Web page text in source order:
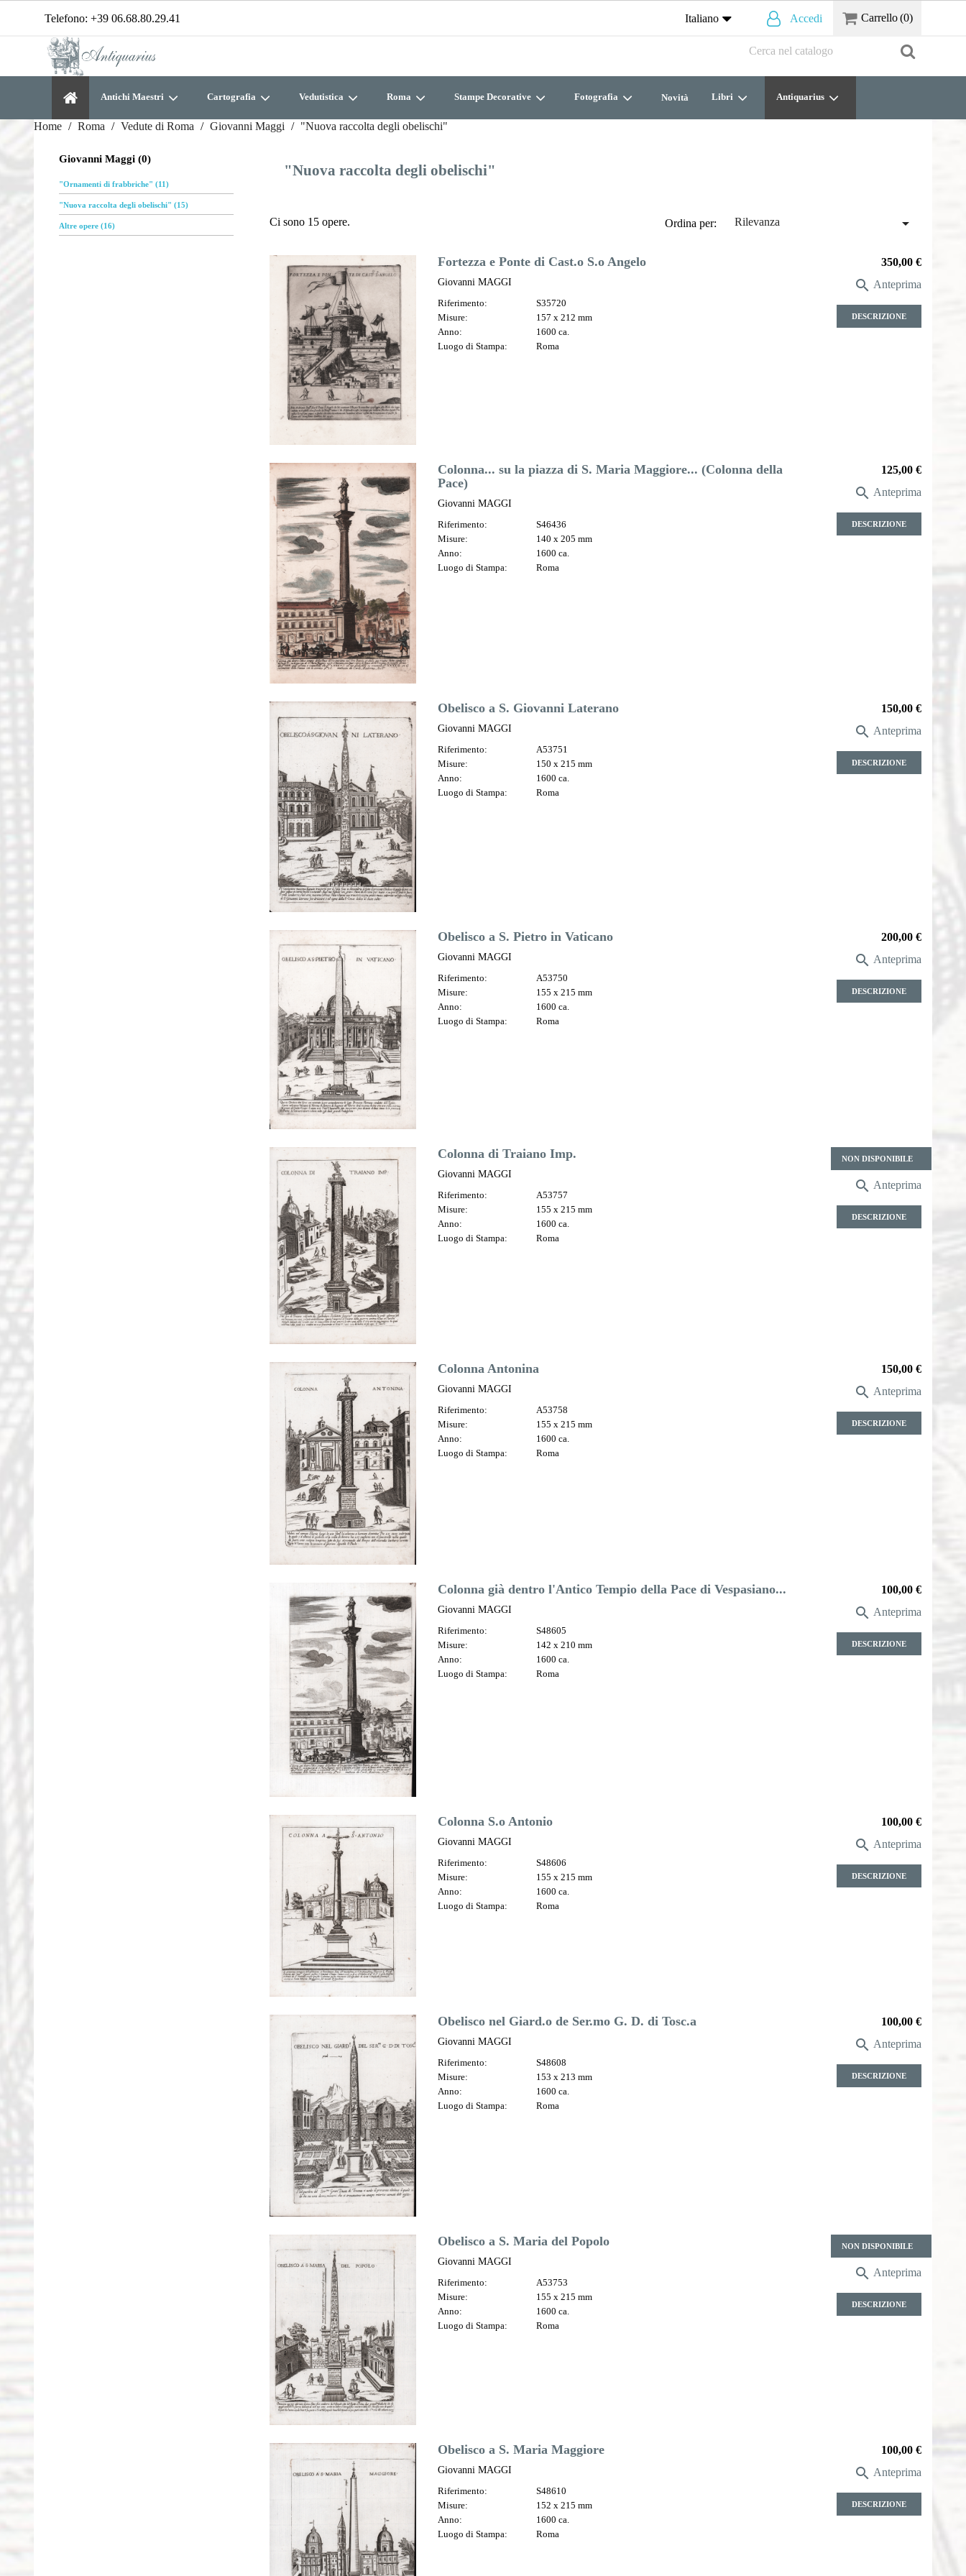
Telefono: +39 06.68.80.29.41 Italiano Accedi Carrello(0)
Antichi Maestri Cartografia Vedutistica Roma Stampe Decorative Fotografia Novità Libri Antiquarius
Home Roma Vedute di Roma Giovanni Maggi "Nuova raccolta degli obelischi"
Giovanni Maggi (0)
"Ornamenti di frabbriche" (11)
"Nuova raccolta degli obelischi" (15)
Altre opere (16)
"Nuova raccolta degli obelischi"
Ci sono 15 opere. Ordina per: Rilevanza 
Fortezza e Ponte di Cast.o S.o Angelo
Giovanni MAGGI
Riferimento:
S35720
Misure:
157 x 212 mm
Anno:
1600 ca.
Luogo di Stampa:
Roma
Prezzo
350,00 €
 Anteprima
DESCRIZIONE
Colonna... su la piazza di S. Maria Maggiore... (Colonna della
Pace)
Giovanni MAGGI
Riferimento:
S46436
Misure:
140 x 205 mm
Anno:
1600 ca.
Luogo di Stampa:
Roma
Prezzo
125,00 €
 Anteprima
DESCRIZIONE
Obelisco a S. Giovanni Laterano
Giovanni MAGGI
Riferimento:
A53751
Misure:
150 x 215 mm
Anno:
1600 ca.
Luogo di Stampa:
Roma
Prezzo
150,00 €
 Anteprima
DESCRIZIONE
Obelisco a S. Pietro in Vaticano
Giovanni MAGGI
Riferimento:
A53750
Misure:
155 x 215 mm
Anno:
1600 ca.
Luogo di Stampa:
Roma
Prezzo
200,00 €
 Anteprima
DESCRIZIONE
Colonna di Traiano Imp.
Giovanni MAGGI
Riferimento:
A53757
Misure:
155 x 215 mm
Anno:
1600 ca.
Luogo di Stampa:
Roma
Prezzo
NON DISPONIBILE
 Anteprima
DESCRIZIONE
Colonna Antonina
Giovanni MAGGI
Riferimento:
A53758
Misure:
155 x 215 mm
Anno:
1600 ca.
Luogo di Stampa:
Roma
Prezzo
150,00 €
 Anteprima
DESCRIZIONE
Colonna già dentro l'Antico Tempio della Pace di Vespasiano...
Giovanni MAGGI
Riferimento:
S48605
Misure:
142 x 210 mm
Anno:
1600 ca.
Luogo di Stampa:
Roma
Prezzo
100,00 €
 Anteprima
DESCRIZIONE
Colonna S.o Antonio
Giovanni MAGGI
Riferimento:
S48606
Misure:
155 x 215 mm
Anno:
1600 ca.
Luogo di Stampa:
Roma
Prezzo
100,00 €
 Anteprima
DESCRIZIONE
Obelisco nel Giard.o de Ser.mo G. D. di Tosc.a
Giovanni MAGGI
Riferimento:
S48608
Misure:
153 x 213 mm
Anno:
1600 ca.
Luogo di Stampa:
Roma
Prezzo
100,00 €
 Anteprima
DESCRIZIONE
Obelisco a S. Maria del Popolo
Giovanni MAGGI
Riferimento:
A53753
Misure:
155 x 215 mm
Anno:
1600 ca.
Luogo di Stampa:
Roma
Prezzo
NON DISPONIBILE
 Anteprima
DESCRIZIONE
Obelisco a S. Maria Maggiore
Giovanni MAGGI
Riferimento:
S48610
Misure:
152 x 215 mm
Anno:
1600 ca.
Luogo di Stampa:
Roma
Prezzo
100,00 €
 Anteprima
DESCRIZIONE